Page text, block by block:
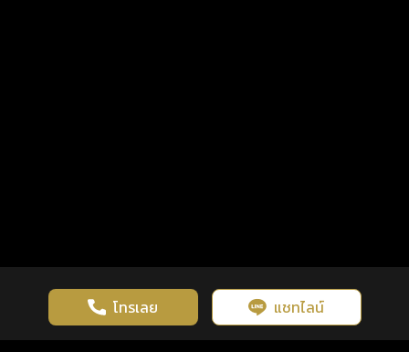
โทรเลย แชทไลน์
เว็บไซต์นี้มีการใช้งานคุกกี้ เพื่อเพิ่มประสิทธิภาพและประสบการณ์ที่ดี
ในการใช้งานเว็บไซต์ นโยบายความเป็นส่วนตัว
รู้ก่อน พร้อมกว่า ทุกจังหวะชีวิต คลิกดูดวงฟรี